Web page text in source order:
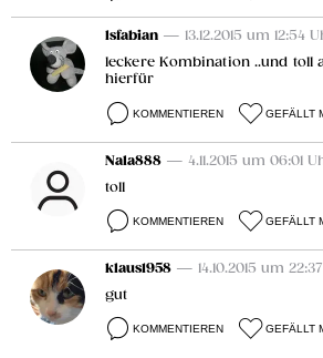
lsfabian — 13.12.2015 um 12:54
leckere Kombination ..und toll
hierfür
KOMMENTIEREN GEFÄLLT
Nala888 — 4.11.2015 um 06:01
toll
KOMMENTIEREN GEFÄLLT
klaus1958 — 14.10.2015 um
gut
KOMMENTIEREN GEFÄLLT